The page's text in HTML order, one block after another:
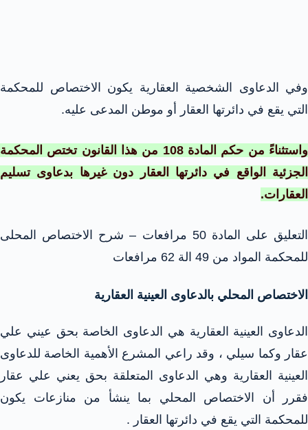
وفي الدعاوى الشخصية العقارية يكون الاختصاص للمحكمة
التي يقع في دائرتها العقار أو موطن المدعى عليه.
واستثناءً من حكم المادة 108 من هذا القانون تختص المحكمة
الجزئية الواقع في دائرتها العقار دون غيرها بدعاوى تسليم
العقارات.
التعليق على المادة 50 مرافعات – شرح الاختصاص المحلى
للمحكمة المواد من 49 الة 62 مرافعات
الاختصاص المحلي بالدعاوى العينية العقارية
الدعاوى العينية العقارية هي الدعاوى الخاصة بحق عيني علي
عقار وكما سيلي ، وقد راعي المشرع الأهمية الخاصة للدعاوى
العينية العقارية وهي الدعاوى المتعلقة بحق يعني علي عقار
فقرر أن الاختصاص المحلي بما ينشأ من منازعات يكون
للمحكمة التي يقع في دائرتها العقار .